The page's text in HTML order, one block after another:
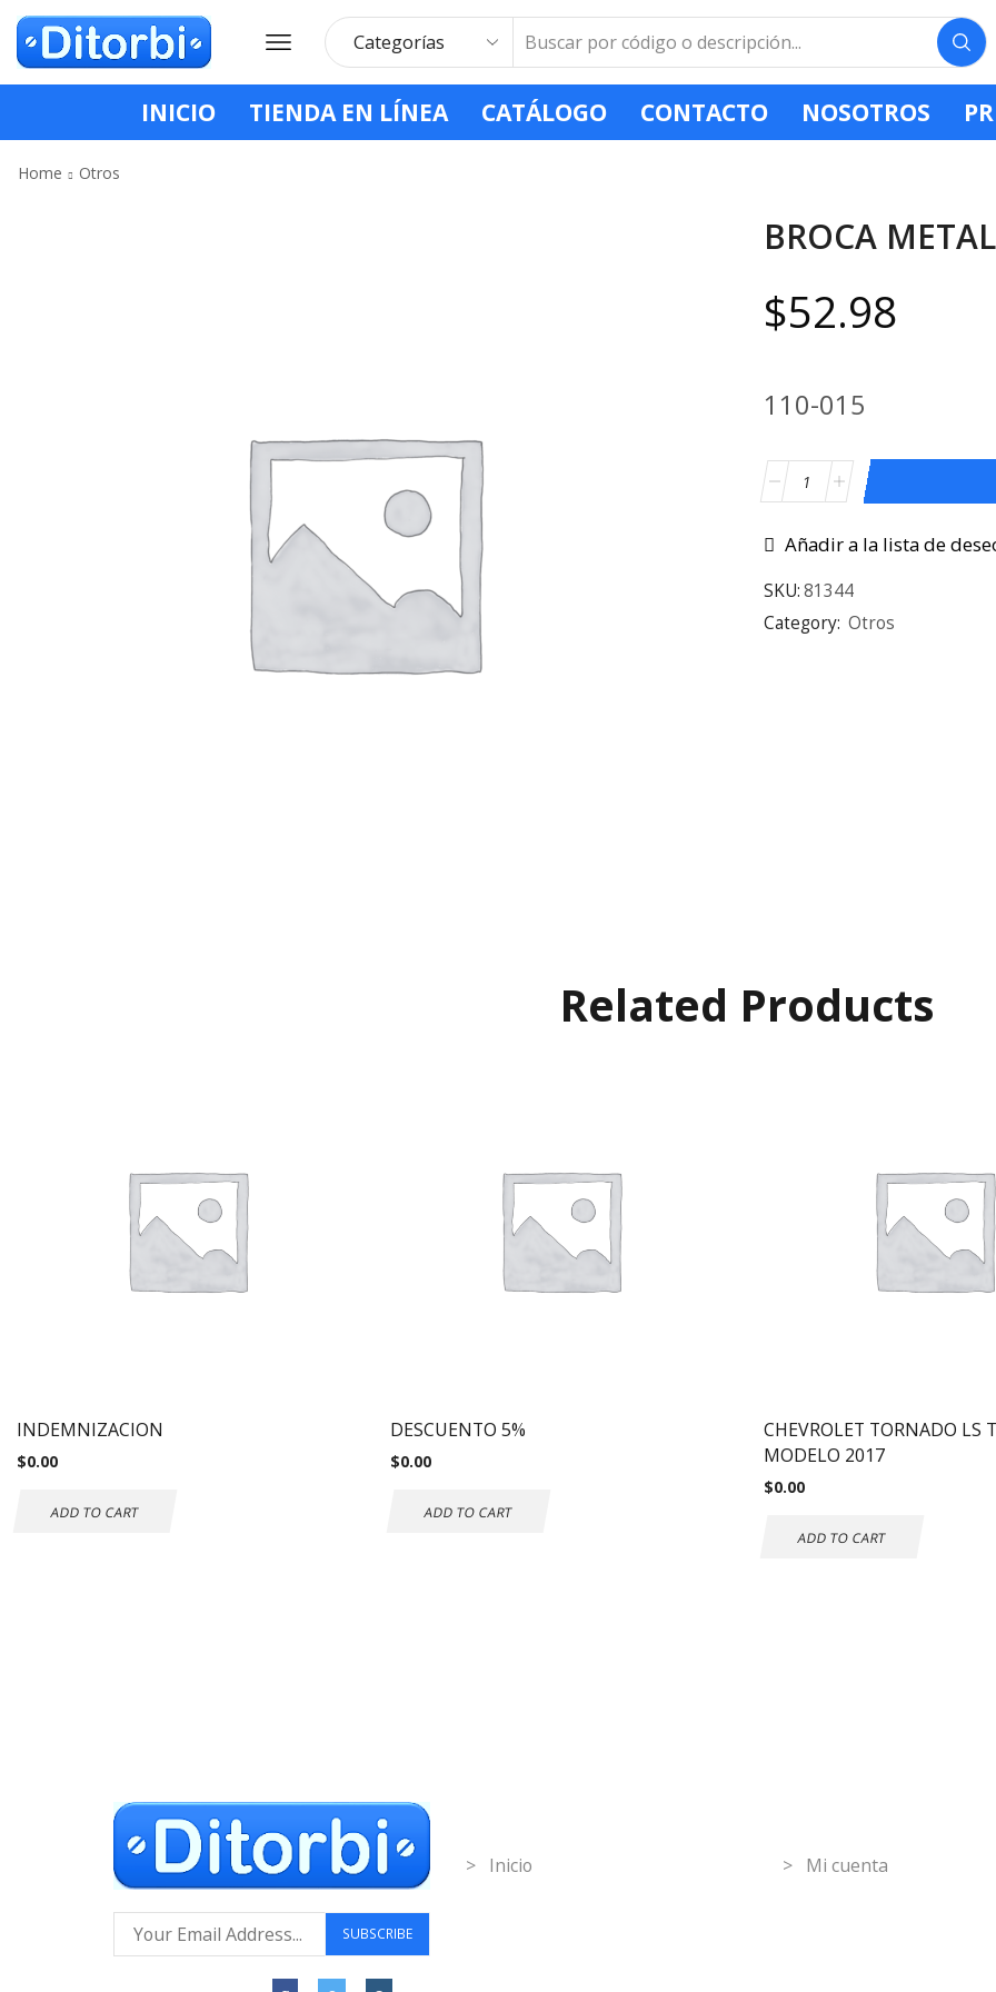
INICIO TIENDA EN LÍNEA CATÁLOGO CONTACTO NOSOTROS
Home Otros
BROCA
$52.98
110-015
Añadir a la lista de
SKU:81344
Category: Otros
Related Products
INDEMNIZACION
$0.00
ADD TO CART
DESCUENTO 5%
$0.00
ADD TO CART
CHEVROLET TORNADO LS
MODELO 2017
$0.00
ADD TO CART
> Inicio > Mi cuenta